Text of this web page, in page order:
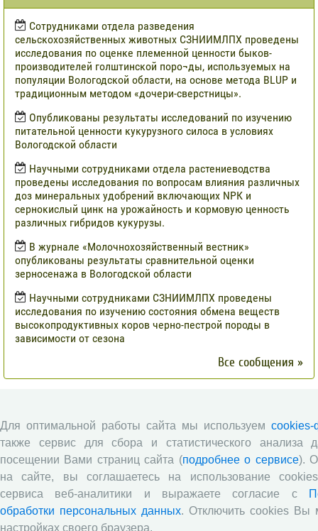
Сотрудниками отдела разведения
сельскохозяйственных животных СЗНИИМЛПХ проведены
исследования по оценке племенной ценности быков-
производителей голштинской поро¬ды, используемых на
популяции Вологодской области, на основе метода BLUP и
традиционным методом «дочери-сверстницы».
Опубликованы результаты исследований по изучению
питательной ценности кукурузного силоса в условиях
Вологодской области
Научными сотрудниками отдела растениеводства
проведены исследования по вопросам влияния различных
доз минеральных удобрений включающих NРК и
сернокислый цинк на урожайность и кормовую ценность
различных гибридов кукурузы.
В журнале «Молочнохозяйственный вестник»
опубликованы результаты сравнительной оценки
зерносенажа в Вологодской области
Научными сотрудниками СЗНИИМЛПХ проведены
исследования по изучению состояния обмена веществ
высокопродуктивных коров черно-пестрой породы в
зависимости от сезона
Все сообщения »
06.08.2026 08.2026 с 01.01.2026
Просмотры
Посетители
* - в среднем в день за текущий месяц
Для оптимальной работы сайта мы используем
также сервис для сбора и статистического анализа
посещении Вами страниц сайта (подробнее о сервисе).
на сайте, вы соглашаетесь на использование
сервиса веб-аналитики и выражаете согласие с
обработки персональных данных. Отключить cookies Вы
настройках своего браузера.